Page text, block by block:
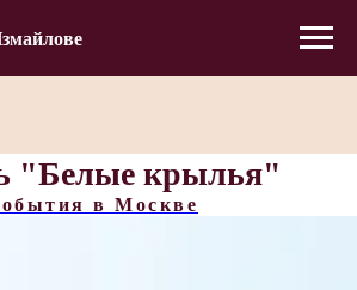
"Белые крылья"
в Москве